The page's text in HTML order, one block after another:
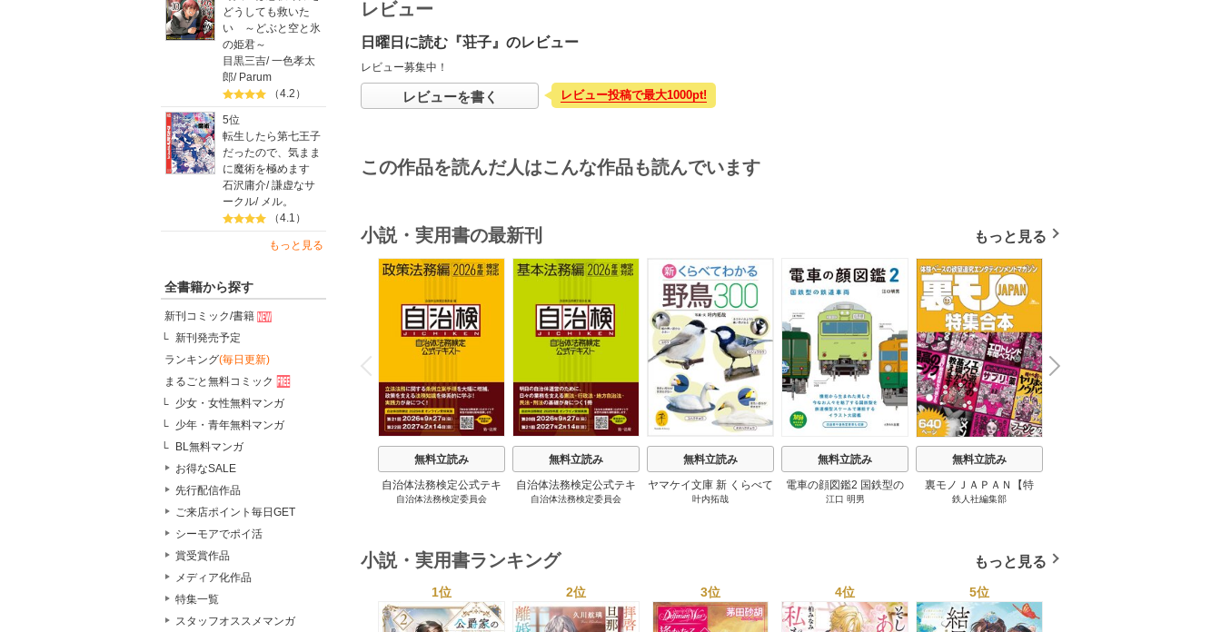
どうしても救いた
い ～どぶと空と氷
の姫君～
目黒三吉/一色孝太
郎/ Parum
（4.2）
5位
転生したら第七王子
だったので、気まま
に魔術を極めます
石沢庸介/謙虚なサ
ークル/ メル。
（4.1）
もっと見る
全書籍から探す
新刊コミック/書籍
新刊発売予定
ランキング(毎日更新)
まるごと無料コミック
少女・女性無料マンガ
少年・青年無料マンガ
BL無料マンガ
お得なSALE
先行配信作品
ご来店ポイント毎日GET
シーモアでポイ活
賞受賞作品
メディア化作品
特集一覧
スタッフオススメマンガ
レビュー
日曜日に読む『荘子』のレビュー
レビュー募集中！
レビューを書く レビュー投稿で最大1000pt!
この作品を読んだ人はこんな作品も読んでいます
小説・実用書の最新刊 もっと見る
P
r
e
i
o
u
s
無料立読み
自治体法務検定公式テキ
スト 政策法務編 ２０
自治体法務検定委員会
無料立読み
自治体法務検定公式テキ
スト 基本法務編 ２０
自治体法務検定委員会
無料立読み
ヤマケイ文庫 新 くらべて
わかる野鳥300 1巻
叶内拓哉
無料立読み
電車の顔図鑑2 国鉄型の
鉄道車両 1巻
江口 明男
無料立読み
裏モノＪＡＰＡＮ【特
集】★超ボリューム版６
トレンド年間ベスト★お
っさん５０人の体験から
学ぶ★夢のようなエロい
楽園３０ 1巻
鉄人社編集部
N
e
x
t
小説・実用書ランキング もっと見る
1位 2位 3位 4位 5位